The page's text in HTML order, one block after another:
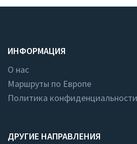
ИНФОРМАЦИЯ
О нас
Маршруты по Европе
Политика конфиденциальности
ДРУГИЕ НАПРАВЛЕНИЯ